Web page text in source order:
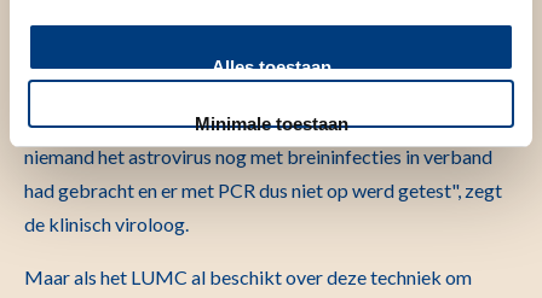
Alles toestaan
Minimale toestaan
gevonden. "Neem het astrovirus. Dat stond bekend als
veroorzaker van diarree, maar met deze test werd duidelijk
dat het óók schade in de hersenen kan veroorzaken. Die link
zou met standaard testmethodes nooit zijn gelegd, omdat
niemand het astrovirus nog met breininfecties in verband
had gebracht en er met PCR dus niet op werd getest", zegt
de klinisch viroloog.
Maar als het LUMC al beschikt over deze techniek om